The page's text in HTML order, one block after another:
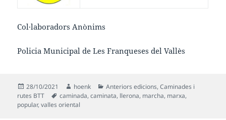
Col·laboradors Anònims
Policia Municipal de Les Franqueses del Vallès
Publicat
el
28/10/2021 Autor
hoenk Categories
Anteriors edicions,Caminades i
rutes BTT
Etiquetes
caminada,caminata, llerona, marcha, marxa,
popular,valles oriental